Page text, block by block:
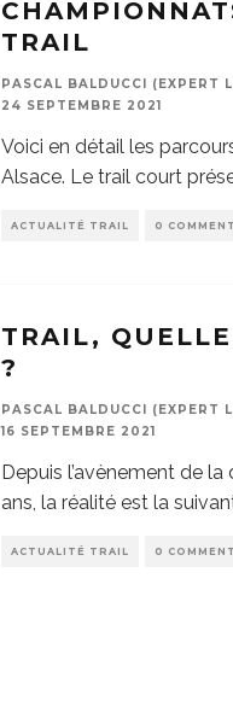
TRAIL
PASCAL BALDUCCI (EXPERT
24 SEPTEMBRE 2021
Voici en détail les
Alsace. Le trail court
ACTUALITÉ TRAIL 0
TRAIL,
?
PASCAL BALDUCCI (EXPERT
16 SEPTEMBRE 2021
Depuis l’avènement de
ans, la réalité est la
ACTUALITÉ TRAIL 0